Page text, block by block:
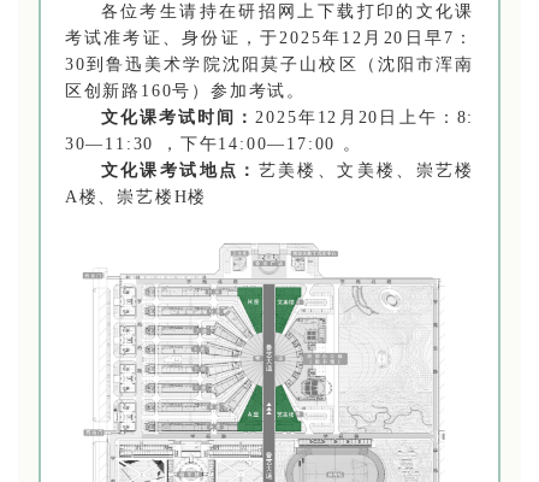
各位考生请持在研招网上下载打印的文化课
考试准考证、身份证，于2025年12月20日早7：
30到鲁迅美术学院沈阳莫子山校区（沈阳市浑南
区创新路160号）参加考试。
文化课考试时间： 2025年12月20日上午：8:
30—11:30 ，下午14:00—17:00 。
文化课考试地点： 艺美楼、文美楼、崇艺楼
A楼、崇艺楼H楼